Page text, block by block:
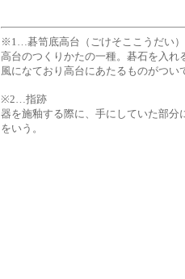
※1…碁笥底高台（ごけそここうだい）
高台のつくりかたの一種。碁石を入
風になており高台にあたるものがつい
※2…指跡
器を施釉する際に、手にしていた部
をいう。